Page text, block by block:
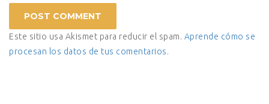
Este sitio usa Akismet para reducir el spam. Aprende cómo se
procesan los datos de tus comentarios.